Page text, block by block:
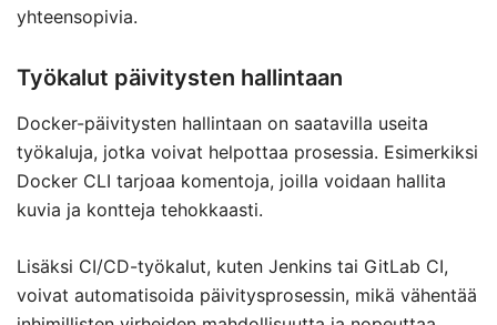
yhteensopivia.
Työkalut päivitysten hallintaan
Docker-päivitysten hallintaan on saatavilla useita
työkaluja, jotka voivat helpottaa prosessia. Esimerkiksi
Docker CLI tarjoaa komentoja, joilla voidaan hallita
kuvia ja kontteja tehokkaasti.
Lisäksi CI/CD-työkalut, kuten Jenkins tai GitLab CI,
voivat automatisoida päivitysprosessin, mikä vähentää